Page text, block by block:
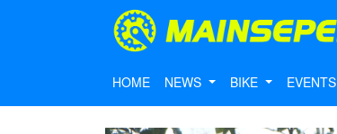
HOME NEWS BIKE EVENTS